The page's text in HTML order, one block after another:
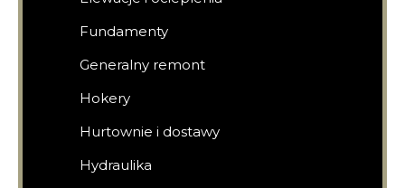
Fundamenty
Generalny remont
Hokery
Hurtownie i dostawy
Hydraulika